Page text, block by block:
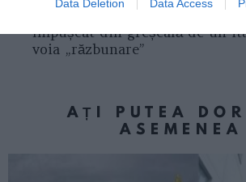
Data Deletion Data Access
Scene incredibile în Mantova,
împușcat din greșeală de un
voia „răzbunare”
AȚI PUTEA
ASEMENEA